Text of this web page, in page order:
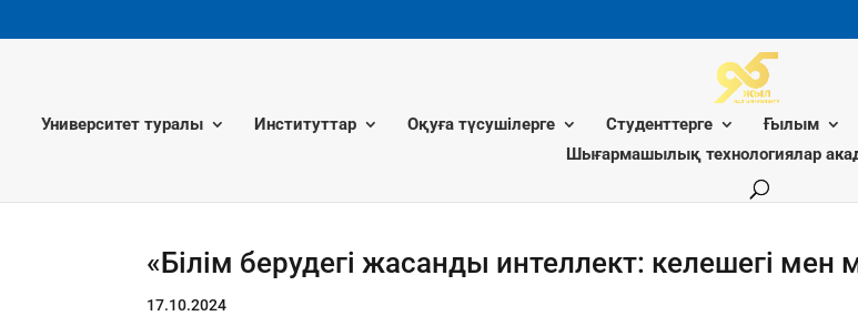
Университет туралы Институттар Оқуға түсушілерге Студенттерге Ғылым
Шығармашылық технологиялар
«Білім берудегі жасанды интеллект: келешегі мен
17.10.2024